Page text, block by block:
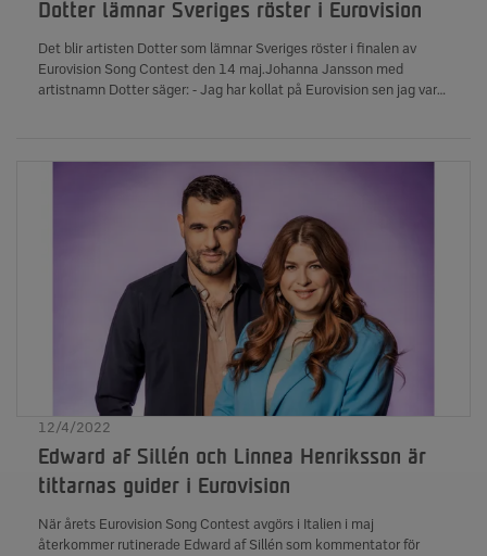
Dotter lämnar Sveriges röster i Eurovision
Det blir artisten Dotter som lämnar Sveriges röster i finalen av
Eurovision Song Contest den 14 maj.Johanna Jansson med
artistnamn Dotter säger: - Jag har kollat på Eurovision sen jag var
12/4/2022
Edward af Sillén och Linnea Henriksson är
tittarnas guider i Eurovision
När årets Eurovision Song Contest avgörs i Italien i maj
återkommer rutinerade Edward af Sillén som kommentator för